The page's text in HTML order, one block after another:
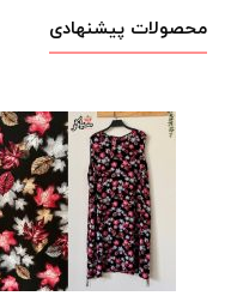
محصولات پیشنهادی